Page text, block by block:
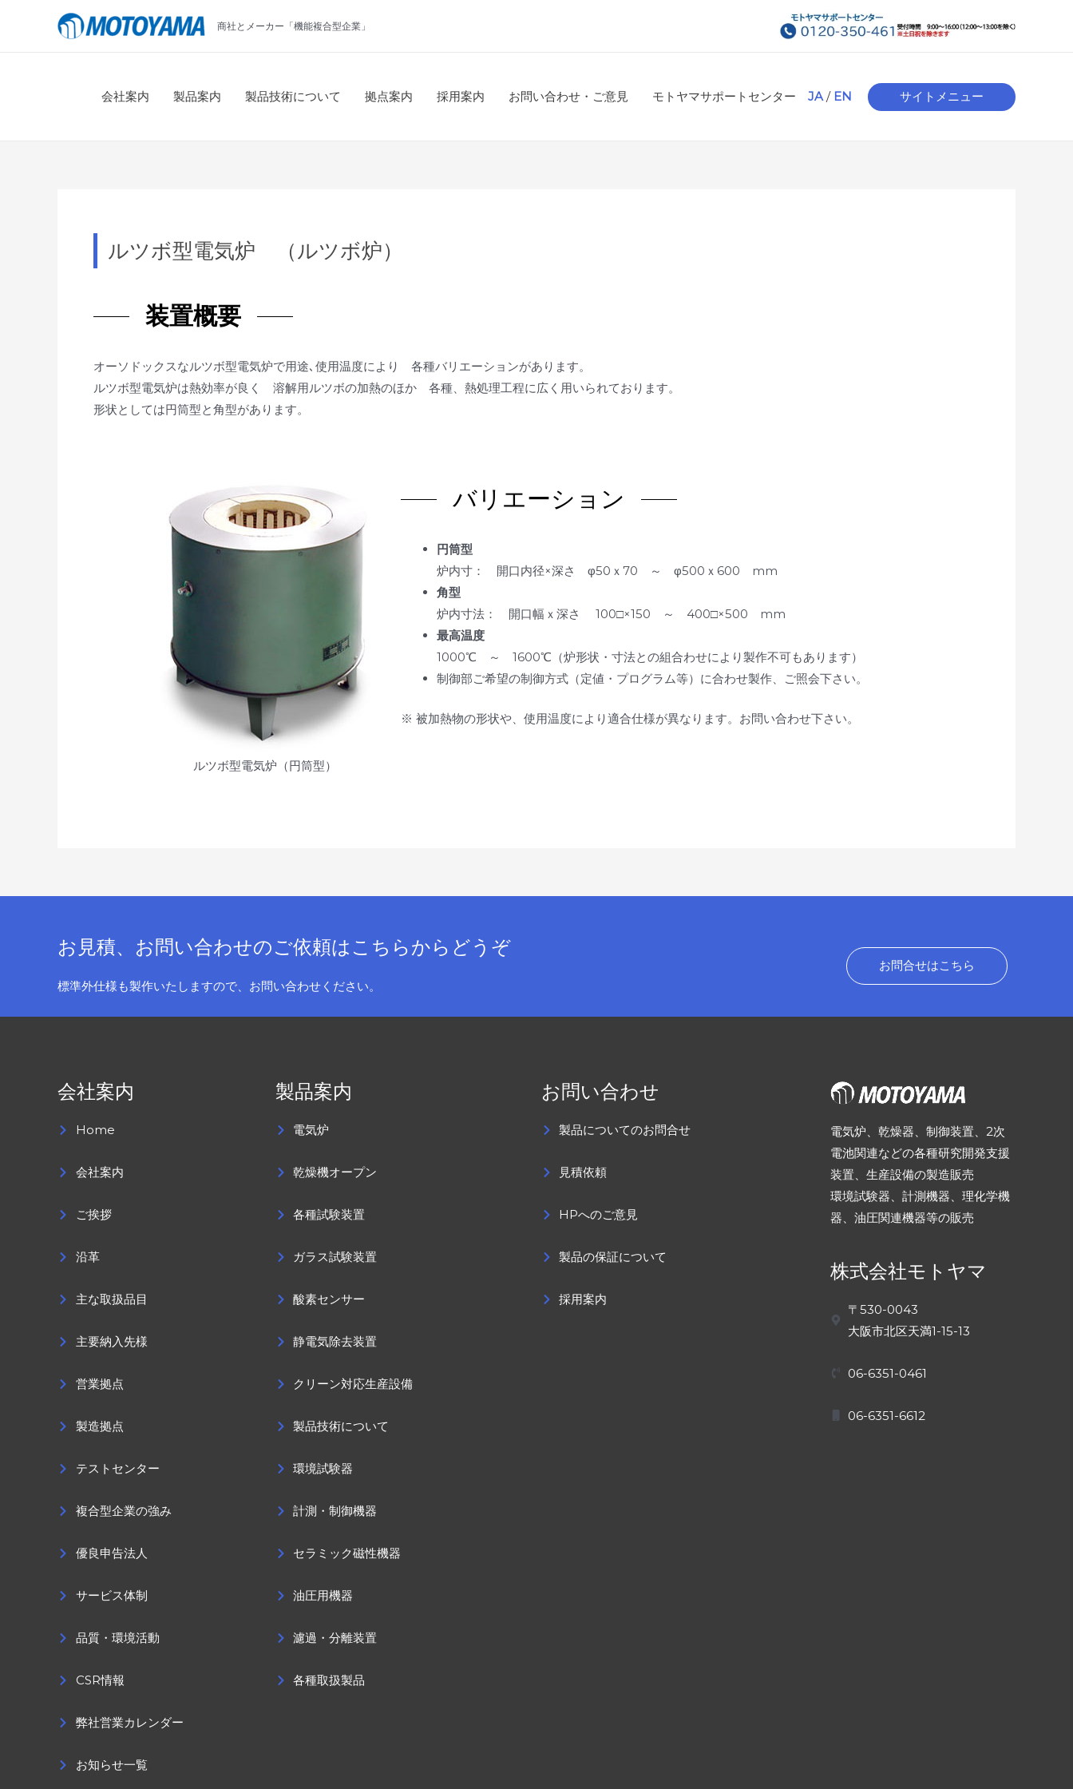
商社とメーカー「機能複合型企業」
会社案内 製品案内 製品技術について 拠点案内 採用案内 お問い合わせ・ご意見 モトヤマサポートセンター JA / EN サイトメニュー
ルツボ型電気炉 （ルツボ炉）
装置概要
オーソドックスなルツボ型電気炉で用途､使用温度により 各種バリエーションがあります。
ルツボ型電気炉は熱効率が良く 溶解用ルツボの加熱のほか 各種、熱処理工程に広く用いられております。
形状としては円筒型と角型があります。
ルツボ型電気炉（円筒型）
バリエーション
円筒型
炉内寸： 開口内径×深さ φ50ｘ70 ～ φ500ｘ600 mm
角型
炉内寸法： 開口幅ｘ深さ 100□×150 ～ 400□×500 mm
最高温度
1000℃ ～ 1600℃（炉形状・寸法との組合わせにより製作不可もあります）
制御部ご希望の制御方式（定値・プログラム等）に合わせ製作、ご照会下さい。
※ 被加熱物の形状や、使用温度により適合仕様が異なります。お問い合わせ下さい。
お見積、お問い合わせのご依頼はこちらからどうぞ
標準外仕様も製作いたしますので、お問い合わせください。
お問合せはこちら
会社案内
Home
会社案内
ご挨拶
沿革
主な取扱品目
主要納入先様
営業拠点
製造拠点
テストセンター
複合型企業の強み
優良申告法人
サービス体制
品質・環境活動
CSR情報
弊社営業カレンダー
お知らせ一覧
製品案内
電気炉
乾燥機オープン
各種試験装置
ガラス試験装置
酸素センサー
静電気除去装置
クリーン対応生産設備
製品技術について
環境試験器
計測・制御機器
セラミック磁性機器
油圧用機器
濾過・分離装置
各種取扱製品
お問い合わせ
製品についてのお問合せ
見積依頼
HPへのご意見
製品の保証について
採用案内
電気炉、乾燥器、制御装置、2次
電池関連などの各種研究開発支援
装置、生産設備の製造販売
環境試験器、計測機器、理化学機
器、油圧関連機器等の販売
株式会社モトヤマ
〒530-0043
大阪市北区天満1-15-13
06-6351-0461
06-6351-6612